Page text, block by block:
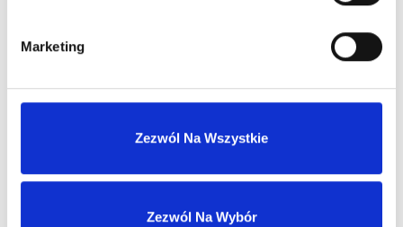
Marketing
Zezwól Na Wszystkie
Zezwól Na Wybór
Dowiedz się więcej
Zaloguj się